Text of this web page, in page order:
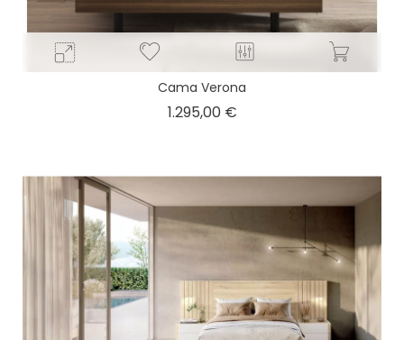
Cama Verona
1.295,00 €Precio